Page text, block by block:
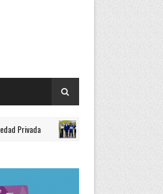
TAPA El vicegobernador Eber